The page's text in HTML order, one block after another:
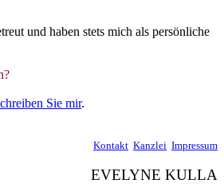
und haben stets mich als persönliche
Sie mir.
Kontakt Kanzlei Impressum
EVELYNE KULLA